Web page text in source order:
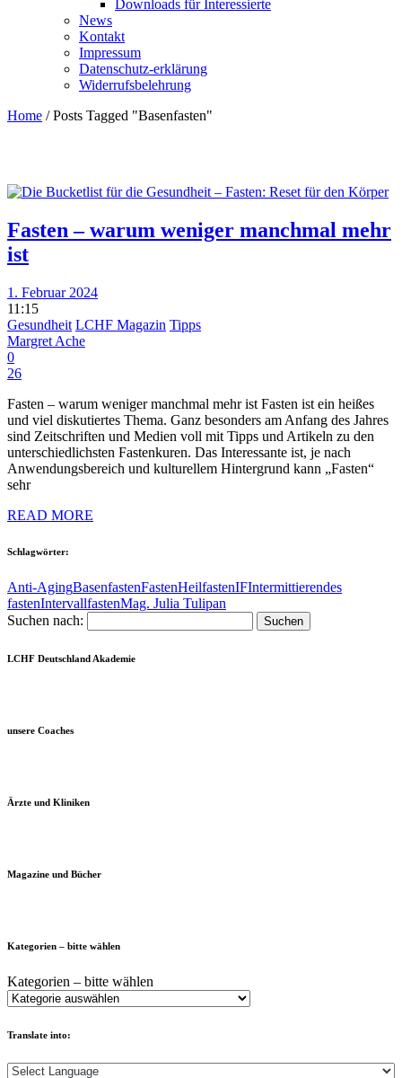
Downloads für Interessierte
News
Kontakt
Impressum
Datenschutz-erklärung
Widerrufsbelehrung
Home /Posts Tagged "Basenfasten"
Fasten – warum weniger manchmal mehr
ist
1. Februar 2024
11:15
Gesundheit LCHF Magazin Tipps
Margret Ache
0
26
Fasten – warum weniger manchmal mehr ist Fasten ist ein heißes
und viel diskutiertes Thema. Ganz besonders am Anfang des Jahres
sind Zeitschriften und Medien voll mit Tipps und Artikeln zu den
unterschiedlichsten Fastenkuren. Das Interessante ist, je nach
Anwendungsbereich und kulturellem Hintergrund kann „Fasten“
sehr
READ MORE
Schlagwörter:
Anti-AgingBasenfastenFastenHeilfastenIFIntermittierendes
fastenIntervallfastenMag. Julia Tulipan
Suchen nach:
LCHF Deutschland Akademie
unsere Coaches
Ärzte und Kliniken
Magazine und Bücher
Kategorien – bitte wählen
Kategorien – bitte wählen
Translate into: